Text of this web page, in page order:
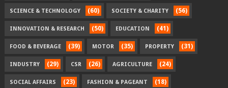
SCIENCE & TECHNOLOGY (60) SOCIETY & CHARITY (56)
INNOVATION & RESEARCH (50) EDUCATION (41)
FOOD & BEVERAGE (39) MOTOR (35) PROPERTY (31)
INDUSTRY (29) CSR (26) AGRICULTURE (24)
SOCIAL AFFAIRS (23) FASHION & PAGEANT (18)